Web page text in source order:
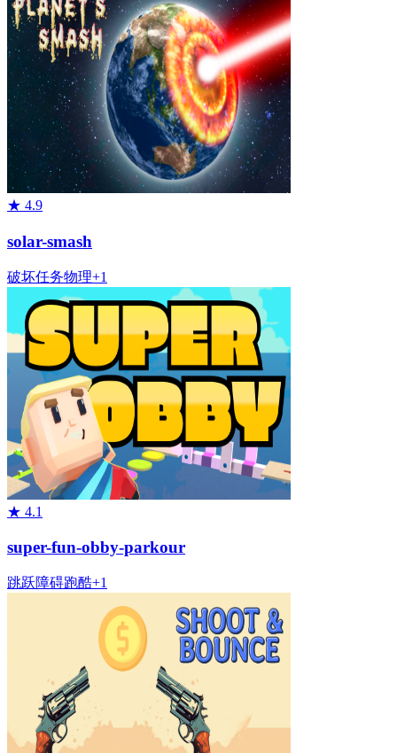
★ 4.9
solar-smash
破坏任务物理+1
★ 4.1
super-fun-obby-parkour
跳跃障碍跑酷+1